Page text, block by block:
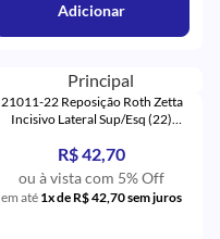
Adicionar
21011-22 Reposição Roth Zetta
Incisivo Lateral Sup/Esq (22)
R$ 42,70
ou à vista com 5% Off
em até 1x de R$ 42,70 sem juros